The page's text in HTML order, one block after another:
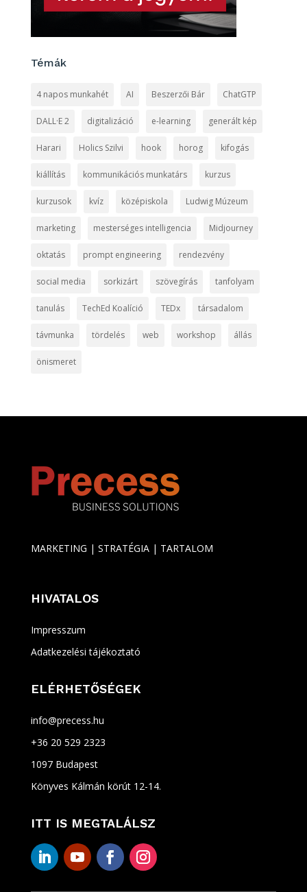
Témák
4 napos munkahét AI Beszerzői Bár ChatGTP
DALL·E 2 digitalizáció e-learning generált kép
Harari Holics Szilvi hook horog kifogás
kiállítás kommunikációs munkatárs kurzus
kurzusok kvíz középiskola Ludwig Múzeum
marketing mesterséges intelligencia Midjourney
oktatás prompt engineering rendezvény
social media sorkizárt szövegírás tanfolyam
tanulás TechEd Koalíció TEDx társadalom
távmunka tördelés web workshop állás
önismeret
MARKETING | STRATÉGIA | TARTALOM
HIVATALOS
Impresszum
Adatkezelési tájékoztató
ELÉRHETŐSÉGEK
info@precess.hu
+36 20 529 2323
1097 Budapest
Könyves Kálmán körút 12-14.
ITT IS MEGTALÁLSZ